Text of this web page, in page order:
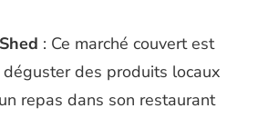
: Ce marché couvert est
des produits locaux
repas dans son restaurant